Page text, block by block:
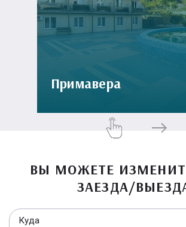
Примавера
ВЫ МОЖЕТЕ
ЗАЕЗДА/
Куда